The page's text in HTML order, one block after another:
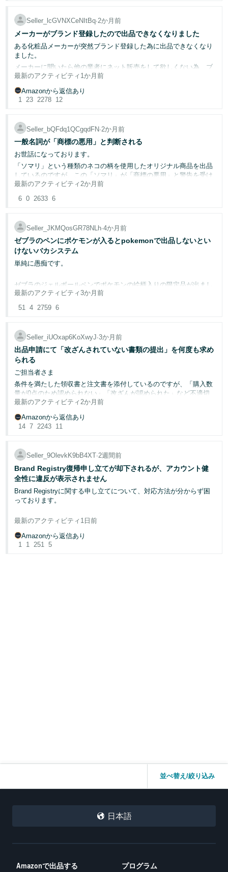
申し立てを受け取った担当部署が報告内容を審査します。報告が却
下され、その結果に同意できない場合でもご安心ください。「
ンドを管理
」のカテゴリーで申し立て時のIDを記載した ディスカッ
ションを作成
していただければ、コミュニティマネージャーができ
るだけ早く支援いたします。
_____________________________________________________
このプロセスに関して質問等がある場合は、ぜひコメントしてくだ
さい！
よろしくお願いいたします。
Ken
出品者側に規約違反は1ミリも存在しません。
しかし、ここで極めて深刻なシステムのバグ（仕様上の欠陥）に直
面しています。
直近で再び同様の誤検知が発生した際、通常であれば1商品あたり
「-4点」の減点であるはずが、
サポートへ確認したところ、
カウントされ、
減点幅のペナルティが自動で倍増していることが判明しました。
現在のAmazonのポリシーでは、同じポリシーへの違反が短期間に
上限に達した場合、
スコアに関わらずアカウント停止の猶予期間（3日間）に入ると規
約に明記されています。
次の冤罪が起きた瞬間に一発死刑（アカウント停止）にすると言っ
ているのと同じです。
Amazonテクニカルサポートの担当者様からは「誤検知にもかかわ
お詫びする。一刻も早い解決が必要であることは十分に理解してい
るが、内部の算出ロジックは別部署（健全性スペシャリスト）の管
誤検知自体はシステムの自動化において100歩譲って仕方のない部
分もあるかもしれませんが、
「無実（白）だと公式に証明・解除された履歴」まで累積カウント
され、
出品者が常にアカウント停止の脅迫（人質状態）に晒されるシステ
ム運用は、プラットフォームとして明らかに公平性を欠いているの
ではないでしょうか。
累積減点ペナルティ」や「繰り返し違反の誤認フラグ」が発生して
いる事例はございませんでしょうか。
大なシステムロジックのバグについて、
早急に本社の上級調査部署へエスカレーションを共有・是正してい
ただくよう、強く求めます
た。
これらの状況は、弊社のブランド商品価値の毀損にもつながります
ので、Amazon brand registryの「不正または違反を報告ツール」か
ら報告を上げたところ、「いつもの理由説明が無い」メールにより
却下されました。
ブランドと重複の可能性はありませんので、不正利用しているブラ
ンドとは関係ない事は明白ですし、Amazon brand registryに登録し
らず、却下された理由はどうしても思い浮かばず、恐らく「不正ま
たは違反を報告ツール」に掲載されている説明文が理解困難な非常
に精度が悪い自動翻訳分で意味不明なところがいくつかあったの
で、自分の選択ミスだったのだろうと判断しました。
ただ、その理由を確認すべく情報を検索していた際に「Amazonの
商標権侵害の報告で度々却下されると、Amazon brand registry の取
り消しや最悪の場合アカウント削除の危険性も十分ある！」との記
述を見つけ、「不正または違反を報告ツール」の利用は諦めていま
した。
り、テクニカルサポートに修正依頼の連絡をしたところ、「不正ま
たは違反を報告ツール」から報告するようにとの回答が届き困惑し
ています。
前述の理解困難な説明文を頼りに、「不正または違反を報告ツー
ル」から報告をすると前回同様の理由説明が無い報告却下と場合に
にアカウント健全性アシュアランスに相談したところ「その内容に
ついては当部署では管轄外で回答できない。テクニカルサポートへ
性アシュアランスに問い合わせせよ」との回答をいただいていま
す。
まさに絵に描いたような "たらい回し" で、完全に行き詰った状況で
す。
もし同様の状況を体験され、解決された経験をお持ちの方はぜひそ
の体験談を共有いただけますと幸いです。
長文になり恐縮ですが、よろしくお願い申し上げます。
Seller_lcGVNXCeNItBq∙2か月前
メーカーがブランド登録したので出品できなくなりました
ある化粧品メーカーが突然ブランド登録した為に出品できなくなり
ました。
メーカーに聞いたら他の業者にネット販売をして欲しくない為、ブ
ランド登録をしたそうです。
当社などは値引きで販売しておりました。現在はメーカーが定価販
売を続けております。
最新のアクティビティ 1か月前
Amazonから返信あり
1 23 2278 12
Seller_bQFdq1QCgqdFN ∙2か月前
一般名詞が「商標の悪用」と判断される
お世話になっております。
「ソマリ」という種類のネコの柄を使用したオリジナル商品を出品
しているのですが、この「ソマリ」が「商標の悪用」と警告を受け
ています。
「ソマリ」は猫の種類で一般名詞です。
どうすれば良いでしょうか。
最新のアクティビティ2か月前
6 0 2633 6
Seller_JKMQosGR78NLh∙4か月前
ゼブラのペンにポケモンが入るとpokemonで出品しないとい
けないバカシステム
単純に愚痴です。
ゼブラのジェルボールペンでポケモンの絵柄入りの限定品が出まし
た。
ゼブラとpokemonの権利所有者からPokémonの商標登録用語を使用
して商品を作成および出品することが許可されていることを証明す
る認可書を出せの一点張り。
文具でキャラクターついたのなんて死ぬほどあるのにこのシステム
どうにかして欲しい。
今回はyahooで販売します。
最新のアクティビティ3か月前
51 4 2759 6
Seller_iUOxap6KoXwyJ∙3か月前
出品申請にて「改ざんされていない書類の提出」を何度も求め
られる
ご担当者さま
条件を満たした領収書と注文書を添付しているのですが、「購入数
量が0点のため認められない」「改ざんが認められた」など不適切
な審査を行われ再提出や説明を繰り返しています。正直言います
ても迷惑な行為だと思います。御社の教育プログラムはどうなって
いるのでしょうか。
以下情報を記載しますので、適切なご対応を望みます。
ケースID:3325432713
最新のアクティビティ2か月前
Amazonから返信あり
14 7 2243 11
Seller_9OlevkK9bB4XT∙2週間前
Brand Registry復帰申し立てが却下されるが、アカウント健
全性に違反が表示されません
Brand Registryに関する申し立てについて、対応方法が分からず困
っております。
過去にBrand Registryで承認されていたブランドについて、復帰の
ための申し立てを行いました。
しかし、Brand Registryより、以下のような理由で申し立てが却下
海外マーケットプレイス側のアカウント健全性が、Brand Registry
必要な修正があれば対応したいのですが、対象ASINや修正箇所が確
同じような経験をされた方、またはAmazon担当者様より、対応方
最新のアクティビティ 1日前
Amazonから返信あり
1 1 251 5
並べ替え/絞り込み
日本語
Amazonで出品する プログラム